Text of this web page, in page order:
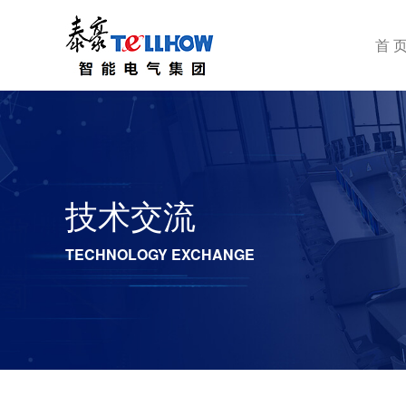
首
技术交流
TECHNOLOGY EXCHANGE